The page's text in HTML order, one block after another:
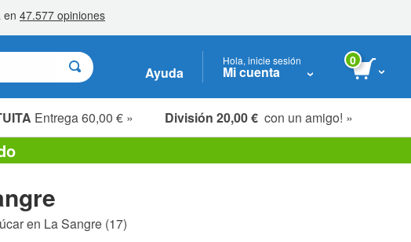
Ayuda
Hola, inicie sesión
Mi cuenta
0
Entrega 60,00 € » División 20,00 € con un amigo! »
en La Sangre(17)